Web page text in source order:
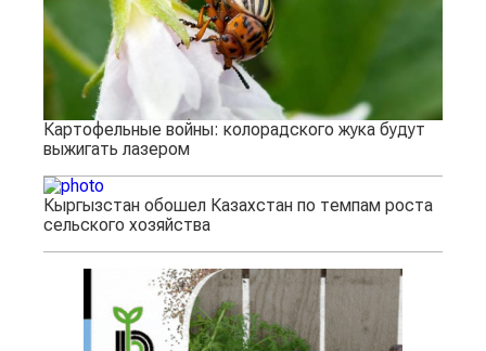
Картофельные войны: колорадского жука будут
выжигать лазером
Кыргызстан обошел Казахстан по темпам роста
сельского хозяйства